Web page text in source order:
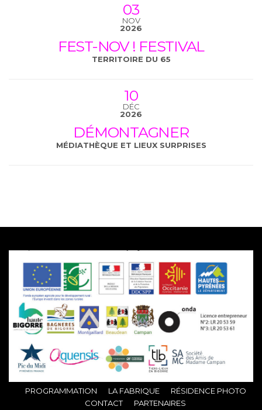
03
NOV
2026
FEST-NOV ! FESTIVAL
TERRITOIRE DU 65
10
DÉC
2026
DÉMONTAGNER
MÉDIATHÈQUE ET LIEUX SURPRISES
PROGRAMMATION LA FABRIQUE
RÉSIDENCE PHOTO
CONTACT
PARTENAIRES